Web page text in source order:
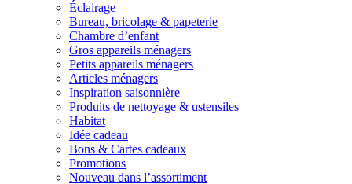
Éclairage
Bureau, bricolage & papeterie
Chambre d’enfant
Gros appareils ménagers
Petits appareils ménagers
Articles ménagers
Inspiration saisonnière
Produits de nettoyage & ustensiles
Habitat
Idée cadeau
Bons & Cartes cadeaux
Promotions
Nouveau dans l’assortiment